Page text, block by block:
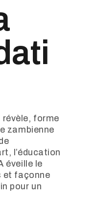
révèle, forme
zambienne
l’éducation
éveille le
et façonne
pour un